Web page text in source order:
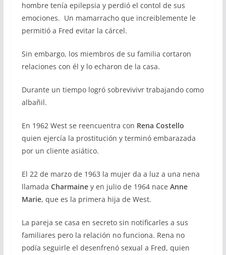
hombre tenía epilepsia y perdió el contol de sus
emociones. Un mamarracho que increiblemente le
permitió a Fred evitar la cárcel.
Sin embargo, los miembros de su familia cortaron
relaciones con él y lo echaron de la casa.
Durante un tiempo logró sobrevivivr trabajando como
albañil.
En 1962 West se reencuentra con Rena Costello
quien ejercía la prostitución y terminó embarazada
por un cliente asiático.
El 22 de marzo de 1963 la mujer da a luz a una nena
llamada Charmaine y en julio de 1964 nace Anne
Marie, que es la primera hija de West.
La pareja se casa en secreto sin notificarles a sus
familiares pero la relación no funciona. Rena no
podía seguirle el desenfrenó sexual a Fred, quien